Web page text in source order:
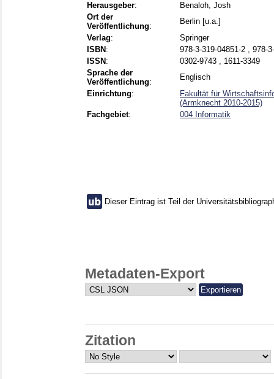
Herausgeber:
Benaloh, Josh
Ort der
Veröffentlichung:
Berlin [u.a.]
Verlag:
Springer
ISBN :
978-3-319-04851-2 , 978-
ISSN :
0302-9743 , 1611-3349
Sprache der
Veröffentlichung:
Englisch
Einrichtung:
Fakultät für
(Armknecht 2010-2015)
Fachgebiet: 004 Informatik
Dieser Eintrag ist Teil der
Metadaten-Export
Zitation